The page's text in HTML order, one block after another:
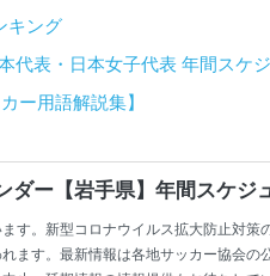
キング
代表・日本女子代表 年間スケ
ー用語解説集】